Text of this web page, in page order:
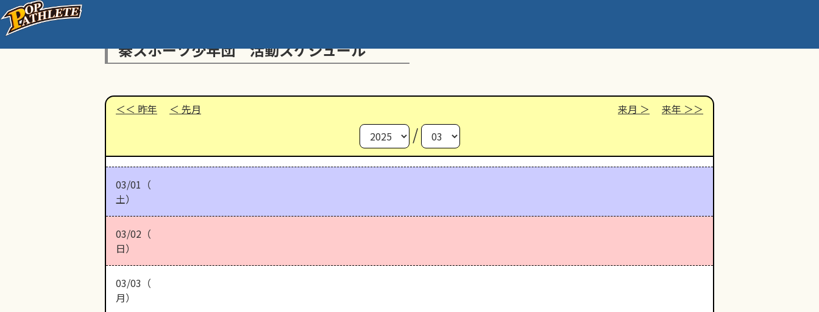
秦スポーツ少年団 活動スケジュール
昨年 先月 来月 来年
/
03/01（
土）
03/02（
日）
03/03（
月）